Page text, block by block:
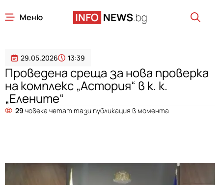
Меню
29.05.2026 13:39
Проведена среща за нова проверка
на комплекс „Астория“ в к. к.
„Елените“
29 човека четат тази публикация в момента